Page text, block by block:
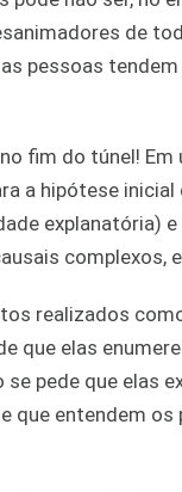
de
pessoas
fim do túnel!
a hipótese
explanatória)
realizados
que elas
pede que elas
que entendem